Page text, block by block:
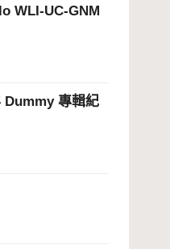
WLI-UC-GNM
Dummy 專輯紀